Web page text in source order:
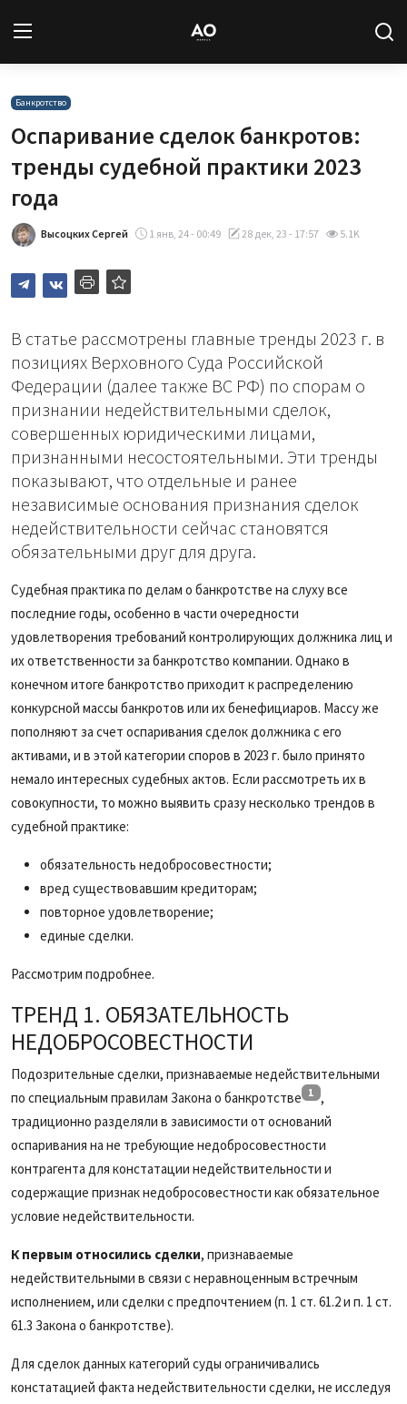
Вход
Новости
Статьи
Авторы
Архив
База знаний
Подписка
Банкротство
Оспаривание сделок банкротов:
тренды судебной практики 2023
года
Высоцких Сергей 1 янв, 24 - 00:49 28 дек, 23 - 17:57 5.1K
В статье рассмотрены главные тренды 2023 г. в
позициях Верховного Суда Российской
Федерации (далее также ВС РФ) по спорам о
признании недействительными сделок,
совершенных юридическими лицами,
признанными несостоятельными. Эти тренды
показывают, что отдельные и ранее
независимые основания признания сделок
недействительности сейчас становятся
обязательными друг для друга.
Судебная практика по делам о банкротстве на слуху все
последние годы, особенно в части очередности
удовлетворения требований контролирующих должника лиц и
их ответственности за банкротство компании. Однако в
конечном итоге банкротство приходит к распределению
конкурсной массы банкротов или их бенефициаров. Массу же
пополняют за счет оспаривания сделок должника с его
активами, и в этой категории споров в 2023 г. было принято
немало интересных судебных актов. Если рассмотреть их в
совокупности, то можно выявить сразу несколько трендов в
судебной практике:
обязательность недобросовестности;
вред существовавшим кредиторам;
повторное удовлетворение;
единые сделки.
Рассмотрим подробнее.
ТРЕНД 1. ОБЯЗАТЕЛЬНОСТЬ
НЕДОБРОСОВЕСТНОСТИ
Подозрительные сделки, признаваемые недействительными
по специальным правилам Закона о банкротстве
1 ,
традиционно разделяли в зависимости от оснований
оспаривания на не требующие недобросовестности
контрагента для констатации недействительности и
содержащие признак недобросовестности как обязательное
условие недействительности.
К первым относились сделки, признаваемые
недействительными в связи с неравноценным встречным
исполнением, или сделки с предпочтением (п. 1 ст. 61.2 и п. 1 ст.
61.3 Закона о банкротстве).
Для сделок данных категорий суды ограничивались
констатацией факта недействительности сделки, не исследуя